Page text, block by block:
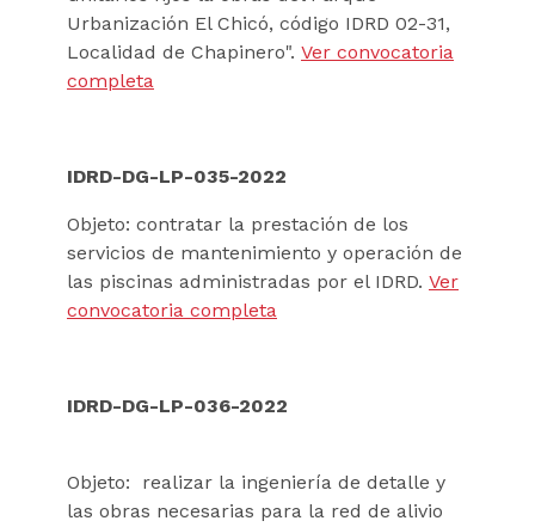
Urbanización El Chicó, código IDRD 02-31,
Localidad de Chapinero". Ver convocatoria
completa
IDRD-DG-LP-035-2022
Objeto: contratar la prestación de los
servicios de mantenimiento y operación de
las piscinas administradas por el IDRD. Ver
convocatoria completa
IDRD-DG-LP-036-2022
Objeto: realizar la ingeniería de detalle y
las obras necesarias para la red de alivio